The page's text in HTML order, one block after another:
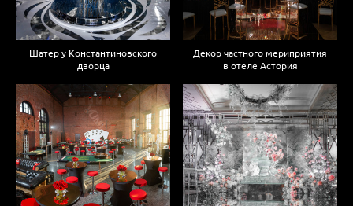
Шатер у Константиновского
дворца
Декор частного мериприятия
в отеле Астория